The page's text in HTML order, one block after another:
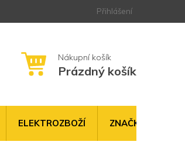
Přihlášení
NÁKUPNÍPrázdný košík
ELEKTROZBOŽÍ ZNAČKY